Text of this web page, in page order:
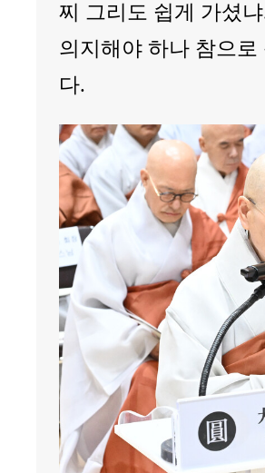
찌 그리도 쉽게 가셨
의지해야 하나 참으
다.